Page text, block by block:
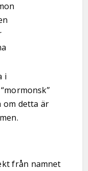
i
om detta är
från namnet